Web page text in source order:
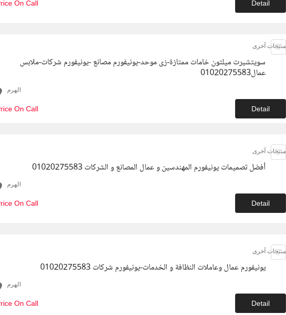
On Call Detail
منتجات آخرى
سويتشيرت ميلتون خامات ممتازة-زى موحد-يونيفورم مصانع -يونيفورم شركات-ملابس
عمال01020275583
الهرم
On Call Detail
منتجات آخرى
أفضل تصميمات يونيفورم المهندسين و عمال المصانع و الشركات 01020275583
الهرم
On Call Detail
منتجات آخرى
يونيفورم عمال وعاملات النظافة و الخدمات-يونيفورم شركات 01020275583
الهرم
On Call Detail